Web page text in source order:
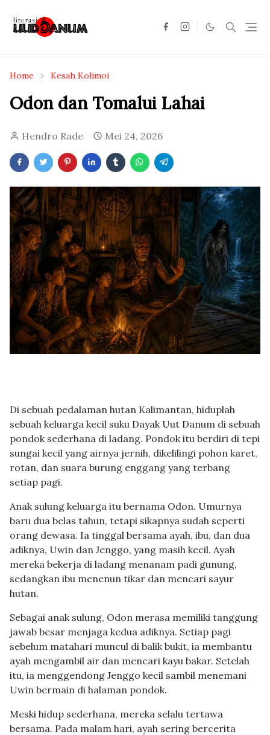
Home Kesah Kolimoi
Odon dan Tomalui Lahai
Hendro Rade Mei 24, 2026
Di sebuah pedalaman hutan Kalimantan, hiduplah
sebuah keluarga kecil suku Dayak Uut Danum di sebuah
pondok sederhana di ladang. Pondok itu berdiri di tepi
sungai kecil yang airnya jernih, dikelilingi pohon karet,
rotan, dan suara burung enggang yang terbang
setiap pagi.
Anak sulung keluarga itu bernama Odon. Umurnya
baru dua belas tahun, tetapi sikapnya sudah seperti
orang dewasa. Ia tinggal bersama ayah, ibu, dan dua
adiknya, Uwin dan Jenggo, yang masih kecil. Ayah
mereka bekerja di ladang menanam padi gunung,
sedangkan ibu menenun tikar dan mencari sayur
hutan.
Sebagai anak sulung, Odon merasa memiliki tanggung
jawab besar menjaga kedua adiknya. Setiap pagi
sebelum matahari muncul di balik bukit, ia membantu
ayah mengambil air dan mencari kayu bakar. Setelah
itu, ia menggendong Jenggo kecil sambil menemani
Uwin bermain di halaman pondok.
Meski hidup sederhana, mereka selalu tertawa
bersama. Pada malam hari, ayah sering bercerita